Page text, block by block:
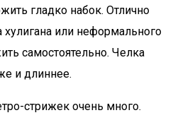
гладко набок. Отлично
хулигана или неформального
самостоятельно. Челка
и длиннее.
стрижек очень много.